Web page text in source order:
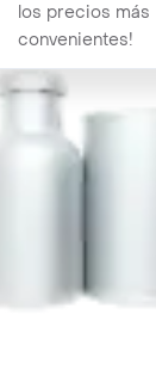
los precios más
convenientes!